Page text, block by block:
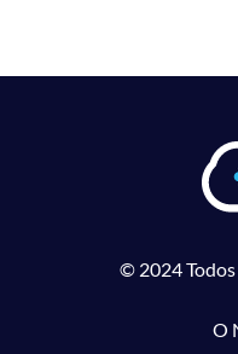
© 2024
O